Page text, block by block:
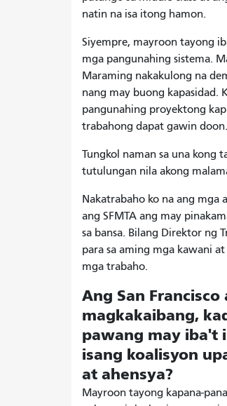
natin na isa itong hamon.
Siyempre, mayroon tayong
mga pangunahing sistema.
Maraming nakakulong na
nang may buong kapasidad.
pangunahing proyektong
trabahong dapat gawin doon.
Tungkol naman sa una kong
tutulungan nila akong
Nakatrabaho ko na ang mga
ang SFMTA ang may
sa bansa. Bilang Direktor ng
para sa aming mga kawani
mga trabaho.
Ang San
magkakaibang,
pawang may iba't
isang koalisyon
at ahensya?
Mayroon tayong kapana-